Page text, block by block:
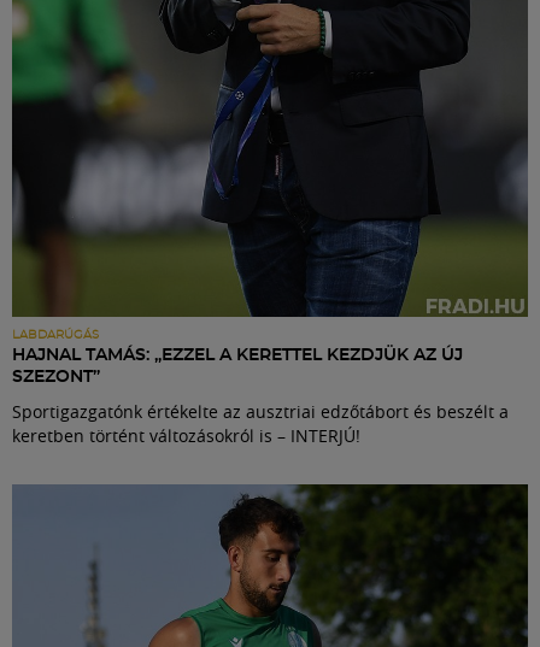
LABDARÚGÁS
HAJNAL TAMÁS: „EZZEL A KERETTEL KEZDJÜK AZ ÚJ
SZEZONT”
Sportigazgatónk értékelte az ausztriai edzőtábort és beszélt a
keretben történt változásokról is – INTERJÚ!
Szakosztályok
Meccscenter
Klub
Szolgáltatások
Shop